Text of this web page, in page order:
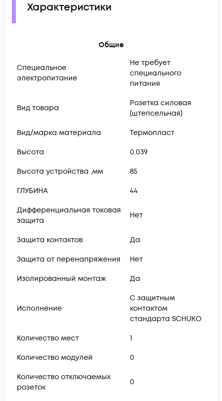
Характеристики
Общие
Cпециальное
электропитание
Не требует
специального
питания
Вид товара
Розетка силовая
(штепсельная)
Вид/марка материала Термопласт
Высота 0.039
Высота устройства ,мм 85
ГЛУБИНА 44
Дифференциальная токовая
защита
Нет
Защита контактов Да
Защита от перенапряжения Нет
Изолированный монтаж Да
Исполнение
С защитным
контактом
стандарта SCHUKO
Количество мест 1
Количество модулей 0
Количество отключаемых
розеток
0